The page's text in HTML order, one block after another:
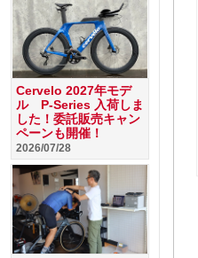
Cervelo 2027年モデ
ル P-Series 入荷しま
した！委託販売キャン
ペーンも開催！
2026/07/28